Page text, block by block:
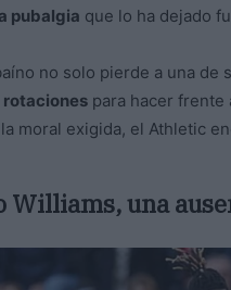
pubalgia que lo ha dejado
no solo pierde a una de
para hacer frente
moral exigida, el Athletic
Williams, una